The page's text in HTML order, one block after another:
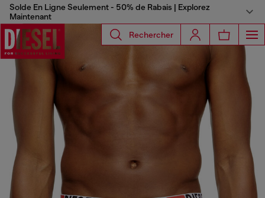
Solde En Ligne Seulement - 50% de Rabais | Explorez
Maintenant
Rechercher